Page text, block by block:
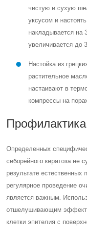
чистую и сухую
уксусом и
накладывается на
увеличивается до
Настойка из
растительное
настаивают в
компрессы на
Профилактика
Определенных
себорейного кератоза не
результате
регулярное проведение
является важным.
отшелушивающим
клетки эпителия с